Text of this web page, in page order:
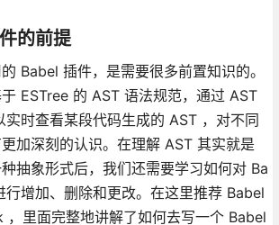
的前提
Babel 插件，是需要很多前置知识的。
ESTree 的 AST 语法规范，通过 AST
时查看某段代码生成的 AST ，对不同
加深刻的认识。在理解 AST 其实就是
抽象形式后，我们还需要学习如何对 Ba
增加、删除和更改。在这里推荐 Babel
里面完整地讲解了如何去写一个 Babel